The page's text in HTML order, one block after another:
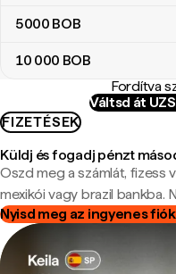
5000 BOB
10 000 BOB
Fordítva
Váltsd át
FIZETÉSEK
Küldj és fogadj pénzt
Oszd meg a számlát, fizess
mexikói vagy brazil bankba.
Nyisd meg az ingyenes